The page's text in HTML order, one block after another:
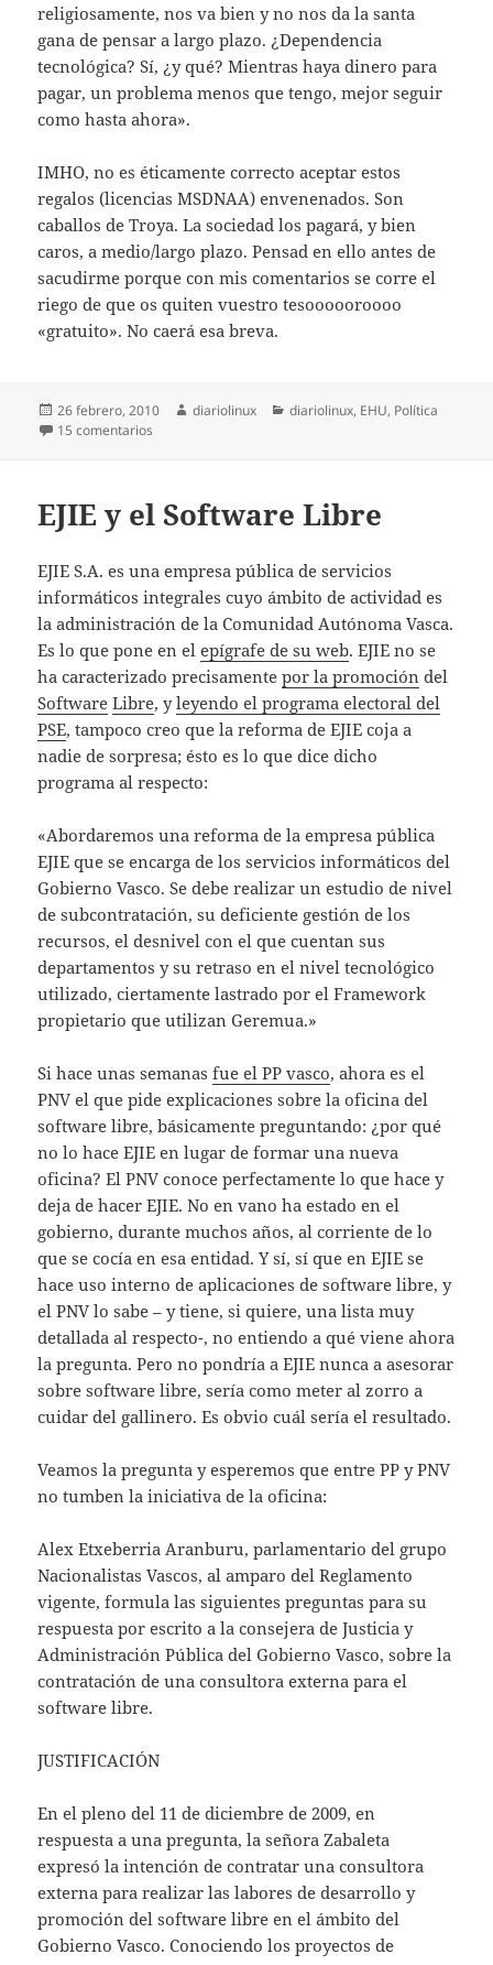
religiosamente, nos va bien y no nos da la santa
gana de pensar a largo plazo. ¿Dependencia
tecnológica? Sí, ¿y qué? Mientras haya dinero para
pagar, un problema menos que tengo, mejor seguir
como hasta ahora».
IMHO, no es éticamente correcto aceptar estos
regalos (licencias MSDNAA) envenenados. Son
caballos de Troya. La sociedad los pagará, y bien
caros, a medio/largo plazo. Pensad en ello antes de
sacudirme porque con mis comentarios se corre el
riego de que os quiten vuestro tesoooooroooo
«gratuito». No caerá esa breva.
Publicado
el
26 febrero, 2010 Autor
diariolinux Categorías
diariolinux, EHU, Política
15 comentarios
EJIE y el Software Libre
EJIE S.A. es una empresa pública de servicios
informáticos integrales cuyo ámbito de actividad es
la administración de la Comunidad Autónoma Vasca.
Es lo que pone en elepígrafe de su web. EJIE no se
ha caracterizado precisamentepor la promoción del
Software Libre, yleyendo el programa electoral del
PSE, tampoco creo que la reforma de EJIE coja a
nadie de sorpresa; ésto es lo que dice dicho
programa al respecto:
«Abordaremos una reforma de la empresa pública
EJIE que se encarga de los servicios informáticos del
Gobierno Vasco. Se debe realizar un estudio de nivel
de subcontratación, su deficiente gestión de los
recursos, el desnivel con el que cuentan sus
departamentos y su retraso en el nivel tecnológico
utilizado, ciertamente lastrado por el Framework
propietario que utilizan Geremua.»
Si hace unas semanasfue el PP vasco, ahora es el
PNV el que pide explicaciones sobre la oficina del
software libre, básicamente preguntando: ¿por qué
no lo hace EJIE en lugar de formar una nueva
oficina? El PNV conoce perfectamente lo que hace y
deja de hacer EJIE. No en vano ha estado en el
gobierno, durante muchos años, al corriente de lo
que se cocía en esa entidad. Y sí, sí que en EJIE se
hace uso interno de aplicaciones de software libre, y
el PNV lo sabe – y tiene, si quiere, una lista muy
detallada al respecto-, no entiendo a qué viene ahora
la pregunta. Pero no pondría a EJIE nunca a asesorar
sobre software libre, sería como meter al zorro a
cuidar del gallinero. Es obvio cuál sería el resultado.
Veamos la pregunta y esperemos que entre PP y PNV
no tumben la iniciativa de la oficina:
Alex Etxeberria Aranburu, parlamentario del grupo
Nacionalistas Vascos, al amparo del Reglamento
vigente, formula las siguientes preguntas para su
respuesta por escrito a la consejera de Justicia y
Administración Pública del Gobierno Vasco, sobre la
contratación de una consultora externa para el
software libre.
JUSTIFICACIÓN
En el pleno del 11 de diciembre de 2009, en
respuesta a una pregunta, la señora Zabaleta
expresó la intención de contratar una consultora
externa para realizar las labores de desarrollo y
promoción del software libre en el ámbito del
Gobierno Vasco. Conociendo los proyectos de